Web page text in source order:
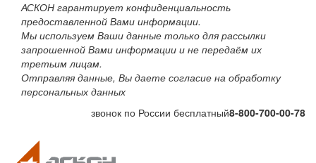
АСКОН гарантирует конфиденциальность
предоставленной Вами информации.
Мы используем Ваши данные только для рассылки
запрошенной Вами информации и не передаём их
третьим лицам.
Отправляя данные, Вы даете согласие на обработку
персональных данных
звонок по России бесплатный8-800-700-00-78